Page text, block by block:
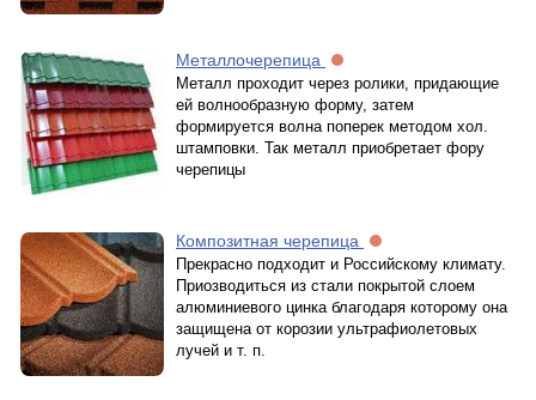
Металлочерепица
Металл проходит через ролики, придающие
ей волнообразную форму, затем
формируется волна поперек методом хол.
штамповки. Так металл приобретает фору
черепицы
Композитная черепица
Прекрасно подходит и Российскому климату.
Приозводиться из стали покрытой слоем
алюминиевого цинка благодаря которому она
защищена от корозии ультрафиолетовых
лучей и т. п.